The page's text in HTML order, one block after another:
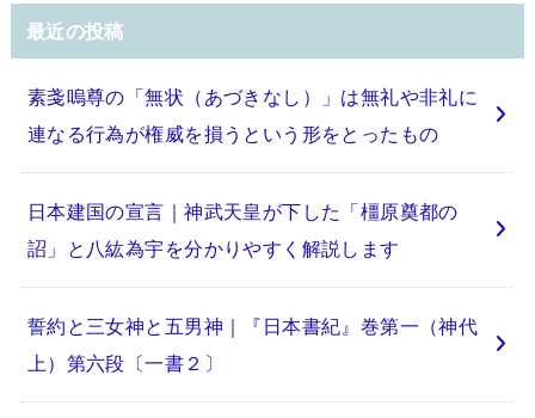
最近の投稿
素戔嗚尊の「無状（あづきなし）」は無礼や非礼に
連なる行為が権威を損うという形をとったもの
日本建国の宣言｜神武天皇が下した「橿原奠都の
詔」と八紘為宇を分かりやすく解説します
誓約と三女神と五男神｜『日本書紀』巻第一（神代
上）第六段〔一書２〕